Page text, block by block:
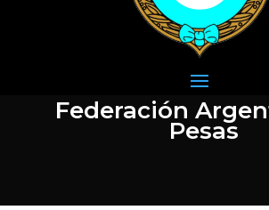
Federación
Pesas